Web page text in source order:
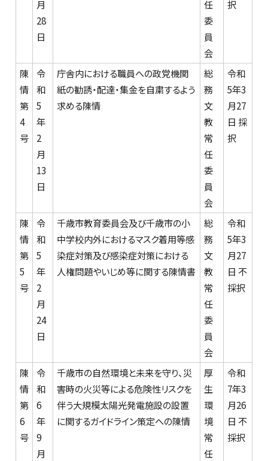
月
28
日
任
委
員
会
択
陳
情
第
4
号
令
和
5
年
2
月
13
日
庁舎内における職員への政党機関
紙の勧誘・配達・集金を自粛するよう
求める陳情
総
務
文
教
常
任
委
員
会
令和
5年3
月27
日 採
択
陳
情
第
5
号
令
和
5
年
2
月
24
日
千歳市教育委員会及び千歳市の小
中学校内外におけるマスク着用等感
染症対策及び感染症対策における
人権問題やいじめ等に関する陳情書
総
務
文
教
常
任
委
員
会
令和
5年3
月27
日 不
採択
陳
情
第
6
号
令
和
6
年
9
月
千歳市の自然環境と未来を守り、災
害時の火災等による危険性リスクを
伴う大規模太陽光発電施設の設置
に関するガイドライン策定への陳情
厚
生
環
境
常
任
令和
7年3
月26
日 不
採択